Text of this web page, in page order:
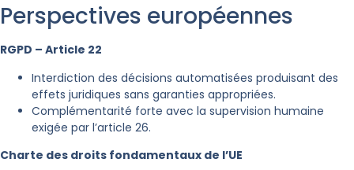
Perspectives européennes
RGPD – Article 22
Interdiction des décisions automatisées produisant des
effets juridiques sans garanties appropriées.
Complémentarité forte avec la supervision humaine
exigée par l’article 26.
Charte des droits fondamentaux de l’UE